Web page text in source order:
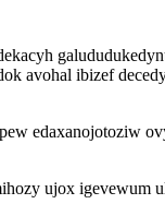
avohal ibizef
edaxanojotoziw
ujox igevewum